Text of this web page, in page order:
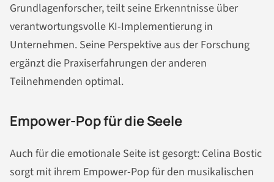
Grundlagenforscher, teilt seine Erkenntnisse über
verantwortungsvolle KI-Implementierung in
Unternehmen. Seine Perspektive aus der Forschung
ergänzt die Praxiserfahrungen der anderen
Teilnehmenden optimal.
Empower-Pop für die Seele
Auch für die emotionale Seite ist gesorgt: Celina Bostic
sorgt mit ihrem Empower-Pop für den musikalischen